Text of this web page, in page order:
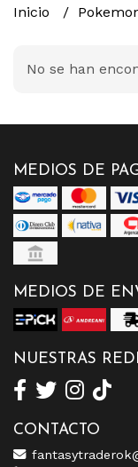
Inicio
No se han
MEDIOS DE
MEDIOS DE
NUESTRAS
CONTACTO